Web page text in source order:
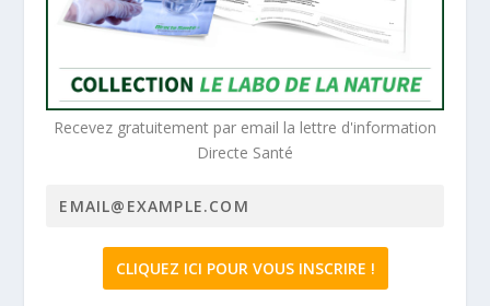
Recevez gratuitement par email la lettre d'information
Directe Santé